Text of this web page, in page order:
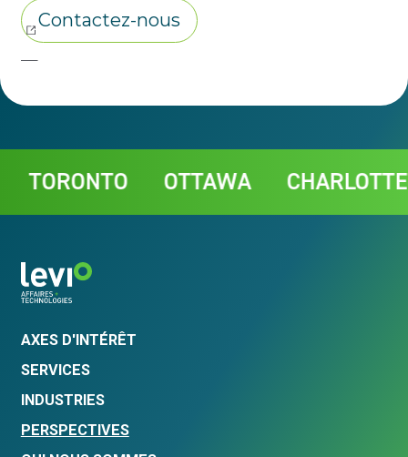
OTTAWA
AXES D'INTÉRÊT
SERVICES
INDUSTRIES
PERSPECTIVES